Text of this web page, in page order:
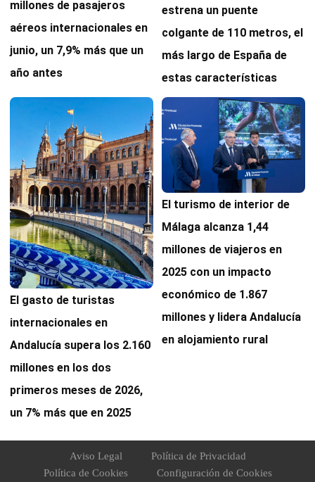
millones de pasajeros
aéreos internacionales en
junio, un 7,9% más que un
año antes
estrena un puente
colgante de 110 metros, el
más largo de España de
estas características
El gasto de turistas
internacionales en
Andalucía supera los 2.160
millones en los dos
primeros meses de 2026,
un 7% más que en 2025
El turismo de interior de
Málaga alcanza 1,44
millones de viajeros en
2025 con un impacto
económico de 1.867
millones y lidera Andalucía
en alojamiento rural
Aviso Legal
Política de Privacidad
Política de Cookies
Configuración de Cookies